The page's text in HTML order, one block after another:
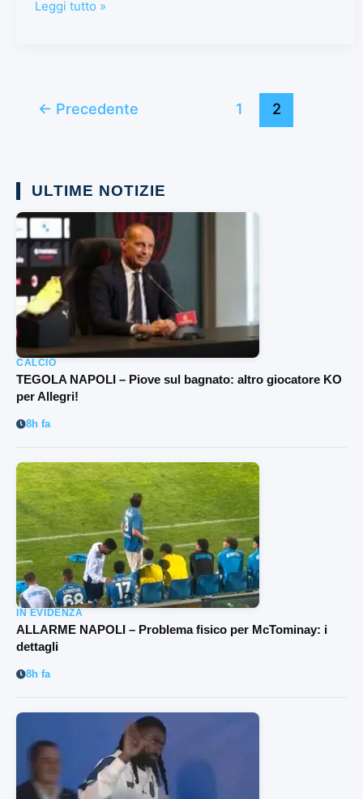
Leggi tutto »
← Precedente 1 2
ULTIME NOTIZIE
CALCIO
TEGOLA NAPOLI – Piove sul bagnato: altro giocatore KO
per Allegri!
8h fa
IN EVIDENZA
ALLARME NAPOLI – Problema fisico per McTominay: i
dettagli
8h fa